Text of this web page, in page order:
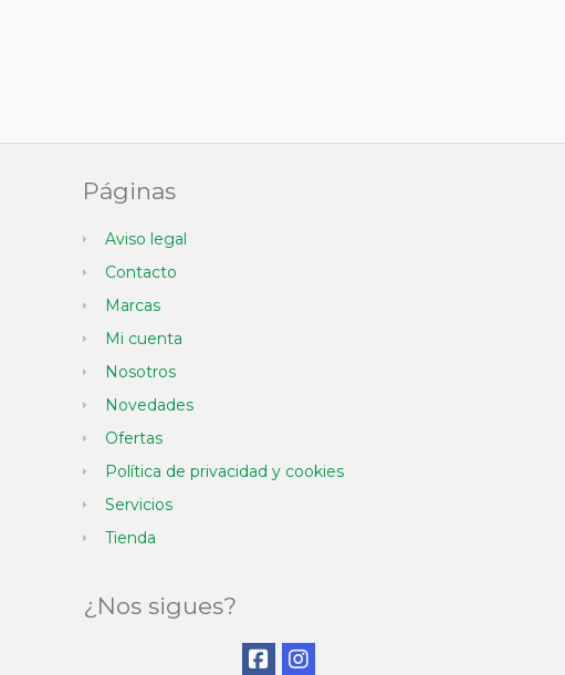
Páginas
Aviso legal
Contacto
Marcas
Mi cuenta
Nosotros
Novedades
Ofertas
Política de privacidad y cookies
Servicios
Tienda
¿Nos sigues?